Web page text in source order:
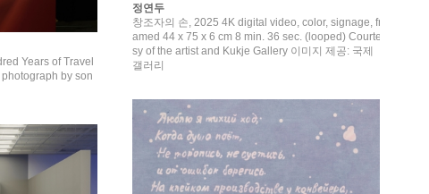
정연두
창조자의 손, 2025 4K digital video, color, signage, fr
amed 44 x 75 x 6 cm 8 min. 36 sec. (looped) Courte
sy of the artist and Kukje Gallery 이미지 제공: 국제
갤러리
Years of Travel
by son